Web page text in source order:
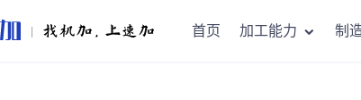
首页 加工能力 制